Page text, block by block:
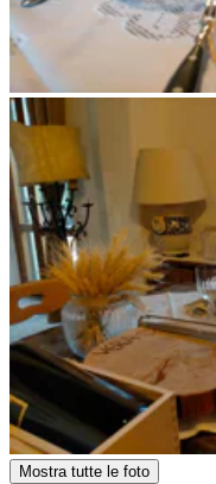
Mostra tutte le foto